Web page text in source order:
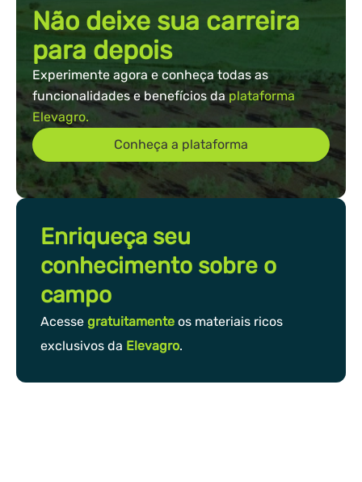
Não deixe sua carreira
para depois
Experimente agora e conheça todas as
funcionalidades e benefícios daplataforma
Elevagro.
Conheça a plataforma
Enriqueça seu
conhecimento sobre o
campo
Acesse gratuitamente os materiais ricos
exclusivos da Elevagro.